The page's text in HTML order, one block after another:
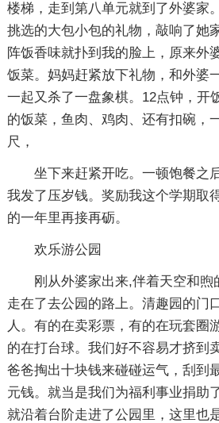
楼梯，走到第八单元就到了外婆家
挑选的大包小包的礼物，敲响了她
阵饭香味就扑到我的脸上，原来外
饭菜。妈妈赶紧放下礼物，和外婆
一起又杀了一盘象棋。12点钟，开
的饭菜，鱼肉、鸡肉、还有扣碗，
尺，
坐下来赶紧开吃。一顿饱餐之
我发了压岁钱。奖励我这个学期取
的一年里再接再砺。
欢乐游公园
刚从外婆家出来,伴着天空和煦
走在了去公园的路上。清趣园的门
人。有的在卖彩票，有的在玩套圈
的在打台球。我们好不容易才挤到
爸爸掏出十块钱来碰碰运气，刮到
元钱。就当是我们为福利事业捐助
就沿着台阶走进了公园里，这里也